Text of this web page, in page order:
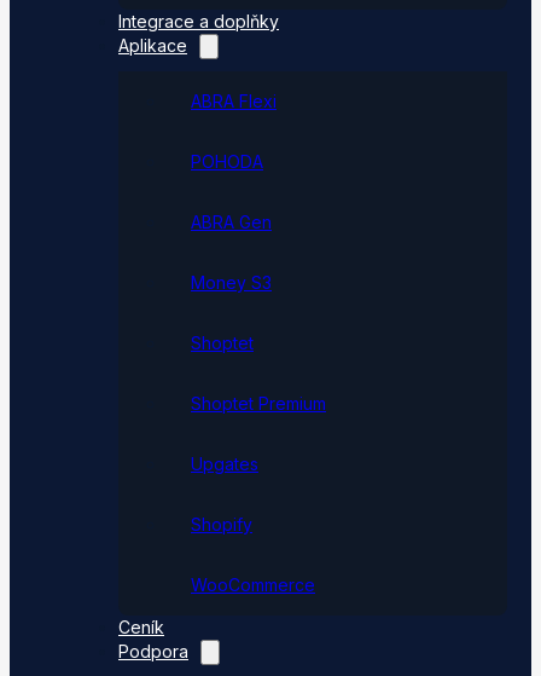
Integrace a doplňky
Aplikace
ABRA Flexi
POHODA
ABRA Gen
Money S3
Shoptet
Shoptet Premium
Upgates
Shopify
WooCommerce
Ceník
Podpora